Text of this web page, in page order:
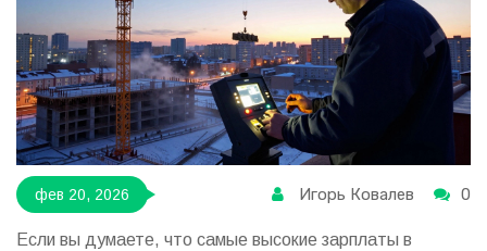
фев 20, 2026 Игорь Ковалев 0
Если вы думаете, что самые высокие зарплаты в